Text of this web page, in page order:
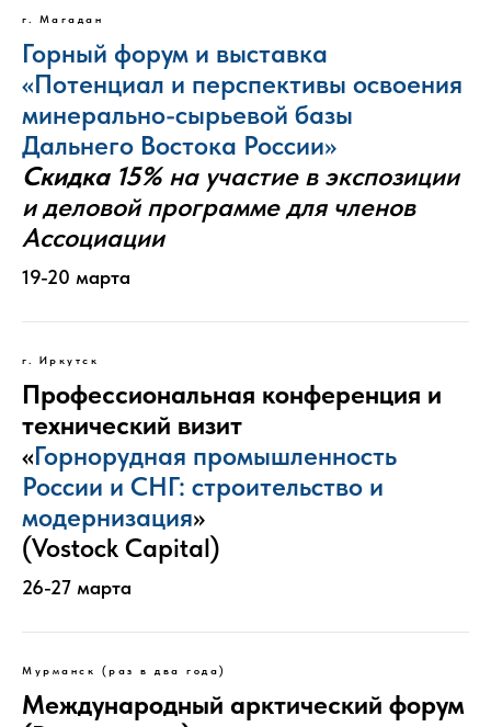
г. Магадан
Горный форум и выставка
«Потенциал и перспективы освоения
минерально-сырьевой базы
Дальнего Востока России»
Скидка 15%на участие в экспозиции
и деловой программе для членов
Ассоциации
19-20 марта
г. Иркутск
Профессиональная конференция и
технический визит
«Горнорудная промышленность
России и СНГ: строительство и
модернизация»
(Vostock Capital)
26-27 марта
Мурманск (раз в два года)
Международный арктический форум